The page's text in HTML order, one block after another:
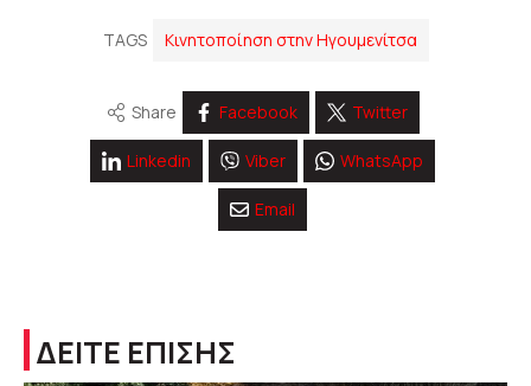
TAGS Κινητοποίηση στην Ηγουμενίτσα
Share Facebook Twitter
Linkedin Viber WhatsApp
Email
ΔΕΙΤΕ ΕΠΙΣΗΣ